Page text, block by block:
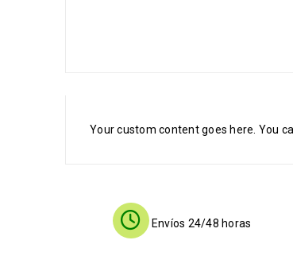
Your custom content goes here. You
Envíos 24/48 horas